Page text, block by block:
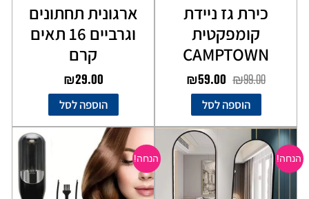
כירת גז ניידת
קומפקטית
CAMPTOWN
₪99.00
₪59.00
הוספה לסל
ארגונית תחתונים
וגרביים 16 תאים
קרם
₪29.00
הוספה לסל
הנחה!
המחיר
המקורי
היה:
₪249.00.
המחיר
הנוכחי
הוא:
₪179.00.
הנחה!
היה:
₪199.00.
המחיר
הוא:
₪99.00.